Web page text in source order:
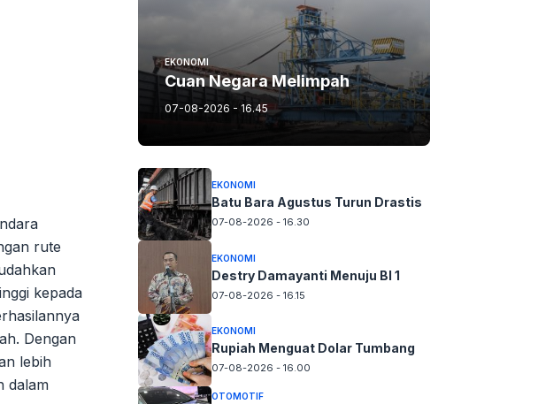
rute
kepada
Dengan
lebih
dalam
EKONOMI
Cuan Negara Melimpah
07-08-2026 - 16.45
EKONOMI
Batu Bara Agustus Turun Drastis
07-08-2026 - 16.30
EKONOMI
Destry Damayanti Menuju BI 1
07-08-2026 - 16.15
EKONOMI
Rupiah Menguat Dolar Tumbang
07-08-2026 - 16.00
OTOMOTIF